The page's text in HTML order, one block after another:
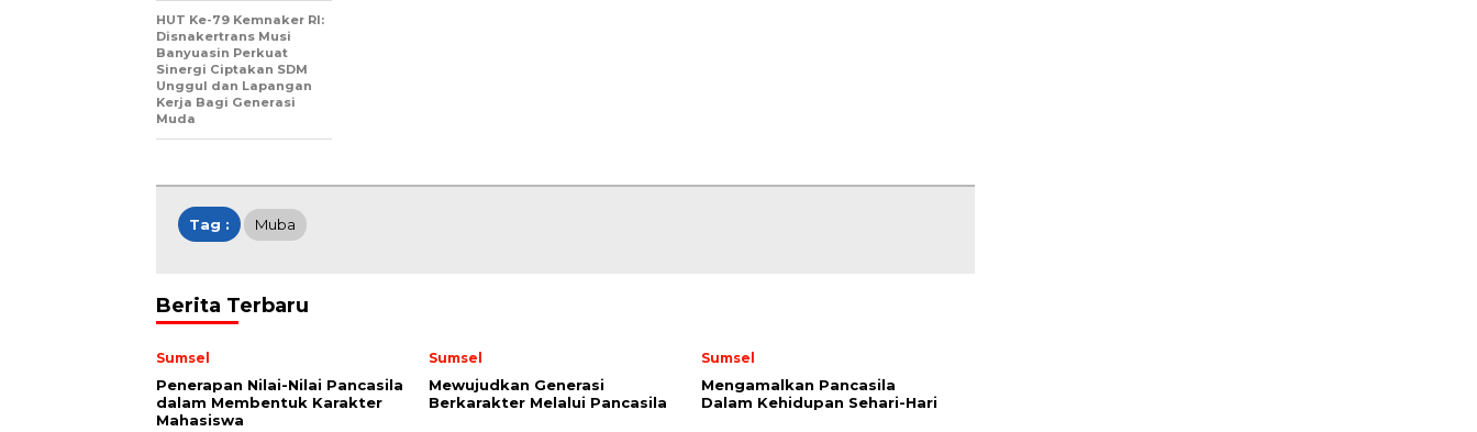
HUT Ke-79 Kemnaker RI:
Disnakertrans Musi
Banyuasin Perkuat
Sinergi Ciptakan SDM
Unggul dan Lapangan
Kerja Bagi Generasi
Muda
Tag : Muba
Berita Terbaru
Sumsel
Penerapan Nilai-Nilai Pancasila
dalam Membentuk Karakter
Mahasiswa
Sumsel
Mewujudkan Generasi
Berkarakter Melalui Pancasila
Sumsel
Mengamalkan Pancasila
Dalam Kehidupan Sehari-Hari